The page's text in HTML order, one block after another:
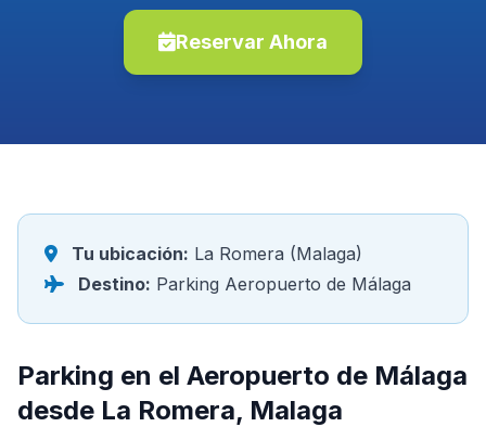
Reservar Ahora
Tu ubicación: La Romera (Malaga)
Destino: Parking Aeropuerto de Málaga
Parking en el Aeropuerto de Málaga
desde La Romera, Malaga